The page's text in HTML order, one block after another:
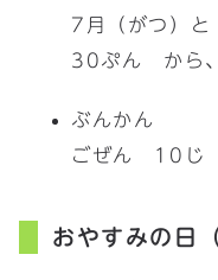
7月（がつ）
30ぷん から
ぶんかん
ごぜん 10じ
おやすみの日